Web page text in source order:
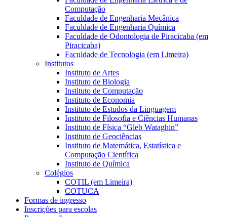
Computação
Faculdade de Engenharia Mecânica
Faculdade de Engenharia Química
Faculdade de Odontologia de Piracicaba (em
Piracicaba)
Faculdade de Tecnologia (em Limeira)
Institutos
Instituto de Artes
Instituto de Biologia
Instituto de Computação
Instituto de Economia
Instituto de Estudos da Linguagem
Instituto de Filosofia e Ciências Humanas
Instituto de Física “Gleb Wataghin”
Instituto de Geociências
Instituto de Matemática, Estatística e
Computação Científica
Instituto de Química
Colégios
COTIL (em Limeira)
COTUCA
Formas de ingresso
Inscrições para escolas